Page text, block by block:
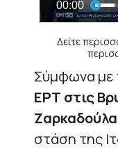
Δείτε
Σύμφωνα με
ΕΡΤ στις
Ζαρκαδούλα
στάση της